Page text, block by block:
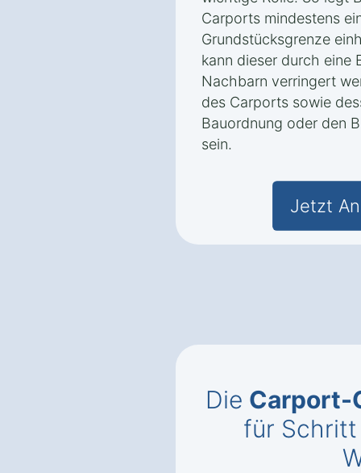
Carports mindestens
Grundstücksgrenze
kann dieser durch eine
Nachbarn verringert
des Carports sowie
Bauordnung oder den
sein.
Jetzt
Die Carport-
für